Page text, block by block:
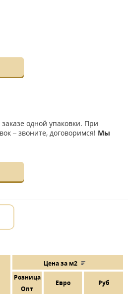
одной упаковки. При
– звоните, договоримся! Мы
Цена за м2
Розница
Евро Руб
Опт